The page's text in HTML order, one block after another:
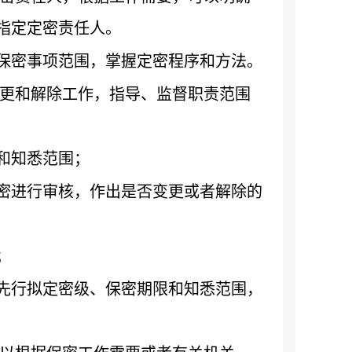
定密责任人。
事项范围，掌握定密程序和方法。
和解除工作，指导、监督职责范围
悉范围；
进行审核，作出是否变更或者解除的
拟定密级、保密期限和知悉范围，